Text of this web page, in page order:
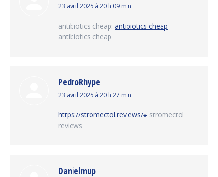
dit
23 avril 2026 à 20 h 09 min
antibiotics cheap: antibiotics cheap –
antibiotics cheap
PedroRhype
dit
23 avril 2026 à 20 h 27 min
https://stromectol.reviews/# stromectol
reviews
Danielmup